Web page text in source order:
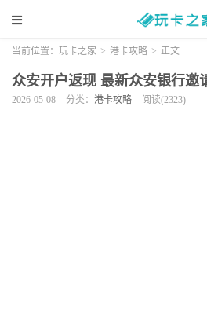
当前位置： 玩卡之家 > 港卡攻略 > 正文
众安开户返现 最新众安银行邀
2026-05-08 分类： 港卡攻略 阅读(2323)